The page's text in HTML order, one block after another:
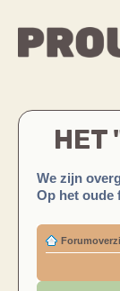
HET
We zijn
Op het oude